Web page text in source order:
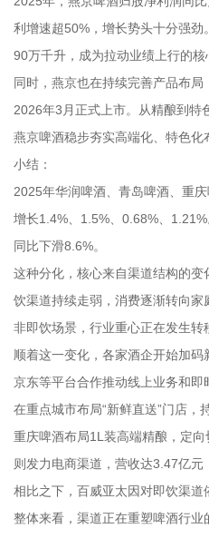
利增速超50%，增长势头十分强
90万千升，成为拉动业绩上行的核
同时，燕京也在持续完善产品布
2026年3月正式上市。从精酿到特
燕京啤酒稳步夯实高端化、特色化
小结：
2025年华润啤酒、青岛啤酒、重
增长1.4%、1.5%、0.68%、
同比下滑8.6%。
这种分化，核心来自渠道结构的
饮渠道持续走弱，消费逐渐转向
非即饮场景，行业重心正在发生转
顺着这一变化，各家酒企开始加码
京东等平台合作推动线上业务和
在重点城市布局“新鲜直送”门店，
重庆啤酒布局1L装高端精酿，定
则发力电商渠道，营收达3.47亿元
相比之下，百威亚太因对即饮渠道
整体来看，渠道正在重塑啤酒行